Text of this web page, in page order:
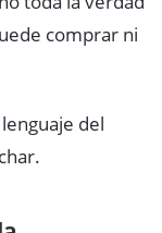
comprar ni
del